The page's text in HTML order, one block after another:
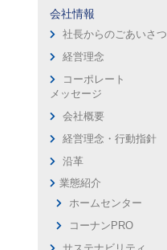
会社情報
社長からのごあいさつ
経営理念
コーポレート
メッセージ
会社概要
経営理念・行動指針
沿革
業態紹介
ホームセンター
コーナンPRO